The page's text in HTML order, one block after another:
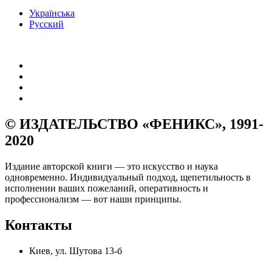
Українська
Русский
© ИЗДАТЕЛЬСТВО «ФЕНИКС», 1991-
2020
Издание авторской книги — это искусство и наука
одновременно. Индивидуальный подход, щепетильность в
исполнении ваших пожеланий, оперативность и
профессионализм — вот наши принципы.
Контакты
Киев, ул. Шутова 13-б